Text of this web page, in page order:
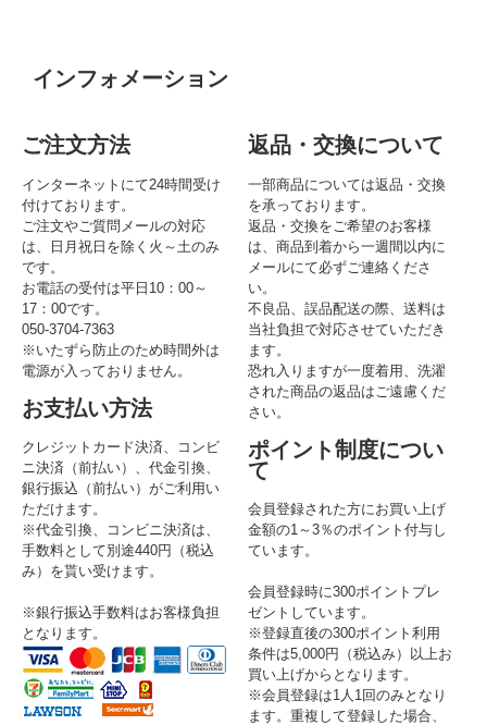
インフォメーション
ご注文方法
インターネットにて24時間受け
付けております。
ご注文やご質問メールの対応
は、日月祝日を除く火～土のみ
です。
お電話の受付は平日10：00～
17：00です。
050-3704-7363
※いたずら防止のため時間外は
電源が入っておりません。
お支払い方法
クレジットカード決済、コンビ
ニ決済（前払い）、代金引換、
銀行振込（前払い）がご利用い
ただけます。
※代金引換、コンビニ決済は、
手数料として別途440円（税込
み）を貰い受けます。
※銀行振込手数料はお客様負担
となります。
返品・交換について
一部商品については返品・交換
を承っております。
返品・交換をご希望のお客様
は、商品到着から一週間以内に
メールにて必ずご連絡くださ
い。
不良品、誤品配送の際、送料は
当社負担で対応させていただき
ます。
恐れ入りますが一度着用、洗濯
された商品の返品はご遠慮くだ
さい。
ポイント制度につい
て
会員登録された方にお買い上げ
金額の1～3％のポイント付与し
ています。
会員登録時に300ポイントプレ
ゼントしています。
※登録直後の300ポイント利用
条件は5,000円（税込み）以上お
買い上げからとなります。
※会員登録は1人1回のみとなり
ます。重複して登録した場合、